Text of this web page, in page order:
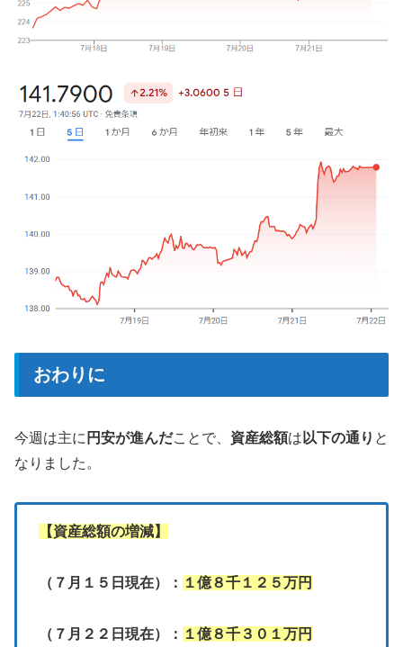
おわりに
今週は主に 円安が進んだことで、 資産総額は以下の通り と
なりました。
【資産総額の増減】
（７月１５日現在）： １億８千１２５万円
（７月２２日現在）： １億８千３０１万円